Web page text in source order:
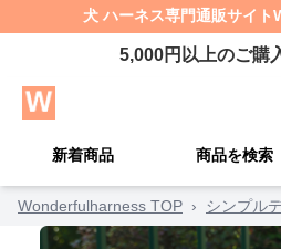
犬 ハーネス専門通販サイト
5,000円以上のご購
新着商品 商品を検索
Wonderfulharness TOP › シンプル